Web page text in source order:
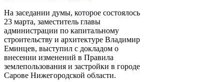
На заседании думы, которое состоялось
23 марта, заместитель главы
администрации по капитальному
строительству и архитектуре Владимир
Еминцев, выступил с докладом о
внесении изменений в Правила
землепользования и застройки в городе
Сарове Нижегородской области.